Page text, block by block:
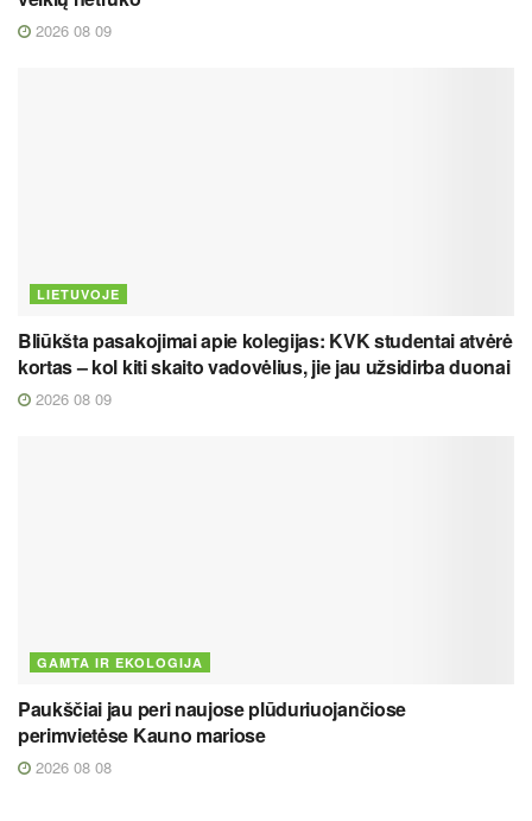
2026 08 09
LIETUVOJE
Bliūkšta pasakojimai apie kolegijas: KVK studentai atvėrė
kortas – kol kiti skaito vadovėlius, jie jau užsidirba duonai
2026 08 09
GAMTA IR EKOLOGIJA
Paukščiai jau peri naujose plūduriuojančiose
perimvietėse Kauno mariose
2026 08 08